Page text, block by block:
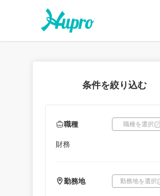
条件を絞り込む
職種 職種を選択
財務
勤務地 勤務地を選択